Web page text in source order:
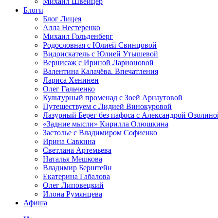
Блоги
Блог Лицея
Алла Нестеренко
Михаил Гольденберг
Родословная с Юлией Свинцовой
Видоискатель с Юлией Утышевой
Вернисаж с Ириной Ларионовой
Валентина Калачёва. Впечатления
Лариса Хенинен
Олег Гальченко
Культурный променад с Зоей Арнаутовой
Путешествуем с Лидией Винокуровой
Лазурный Берег без пафоса с Александрой
«Задние мысли» Кирилла Олюшкина
Застолье с Владимиром Софиенко
Ирина Савкина
Светлана Артемьева
Наталья Мешкова
Владимир Берштейн
Екатерина Габалова
Олег Липовецкий
Илона Румянцева
Афиша